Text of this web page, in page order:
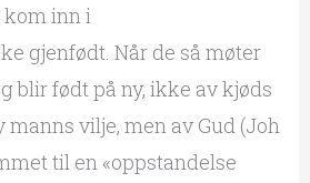
kom inn i
gjenfødt. Når de så møter
blir født på ny, ikke av kjøds
vilje, men av Gud (Joh
til en «oppstandelse